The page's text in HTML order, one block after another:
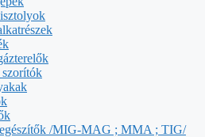
/MIG-MAG ; MMA ; TIG/